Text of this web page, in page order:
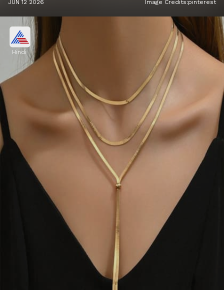
JUN 12 2026
Image Credits:pinterest
Hindi